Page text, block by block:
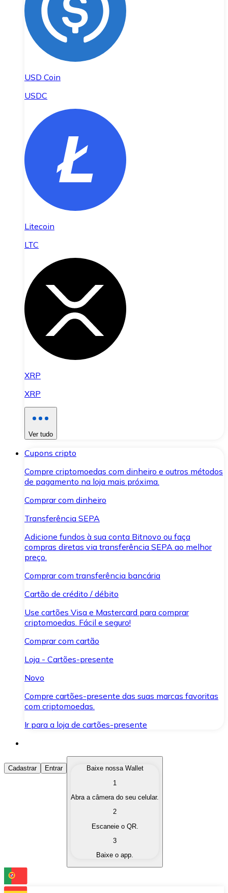
USD Coin
USDC
Litecoin
LTC
XRP
XRP
Ver tudo
Cupons cripto
Compre criptomoedas com dinheiro e outros métodos
de pagamento na loja mais próxima.
Comprar com dinheiro
Transferência SEPA
Adicione fundos à sua conta Bitnovo ou faça
compras diretas via transferência SEPA ao melhor
preço.
Comprar com transferência bancária
Cartão de crédito / débito
Use cartões Visa e Mastercard para comprar
criptomoedas. Fácil e seguro!
Comprar com cartão
Loja - Cartões-presente
Novo
Compre cartões-presente das suas marcas favoritas
com criptomoedas.
Ir para a loja de cartões-presente
Comprar Criptomoedas
Compre as criptomoedas de seu interesse de forma
Converta suas criptomoedas em moeda fiduciária
Troque uma criptomoeda por outra
Cadastrar Entrar
Baixe nossa Wallet
1
Abra a câmera do seu celular.
2
Escaneie o QR.
3
Baixe o app.